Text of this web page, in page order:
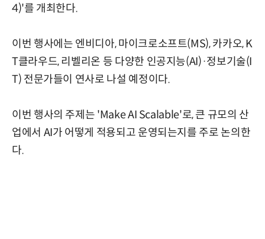
4)'를 개최한다.
이번 행사에는 엔비디아, 마이크로소프트(MS), 카카오, K
T클라우드, 리벨리온 등 다양한 인공지능(AI)·정보기술(I
T) 전문가들이 연사로 나설 예정이다.
이번 행사의 주제는 'Make AI Scalable'로, 큰 규모의 산
업에서 AI가 어떻게 적용되고 운영되는지를 주로 논의한
다.